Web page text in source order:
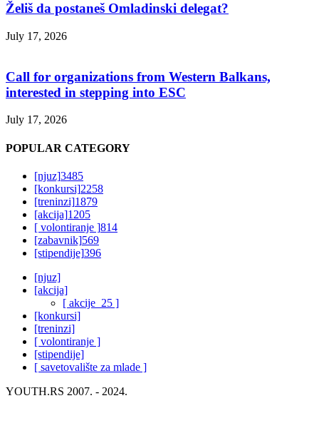
Želiš da postaneš Omladinski delegat?
July 17, 2026
Call for organizations from Western Balkans,
interested in stepping into ESC
July 17, 2026
POPULAR CATEGORY
[njuz]3485
[konkursi]2258
[treninzi]1879
[akcija]1205
[ volontiranje ]814
[zabavnik]569
[stipendije]396
[njuz]
[akcija]
[ akcije_25 ]
[konkursi]
[treninzi]
[ volontiranje ]
[stipendije]
[ savetovalište za mlade ]
YOUTH.RS 2007. - 2024.